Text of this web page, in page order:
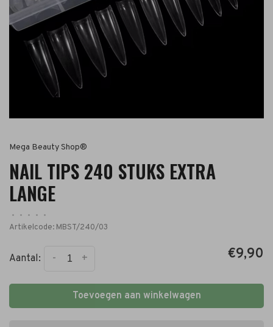
Mega Beauty Shop®
NAIL TIPS 240 STUKS EXTRA
LANGE
• • • •
•
Artikelcode: MBST/240/03
Aantal: +
- €9,90
Toevoegen aan winkelwagen